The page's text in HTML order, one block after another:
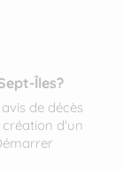
Îles?
de décès
création d'un